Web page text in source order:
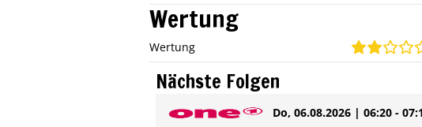
Wertung
Wertung
Nächste Folgen
Do, 06.08.2026 | 06:20 -